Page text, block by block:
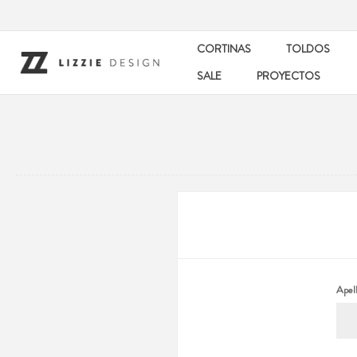
CORTINAS TOLDOS
SALE
PROYECTOS